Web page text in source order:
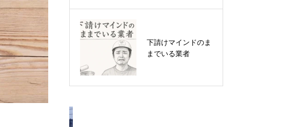
下請けマインドのま
までいる業者
す
【外壁塗装業者必
見】Web集客で競合